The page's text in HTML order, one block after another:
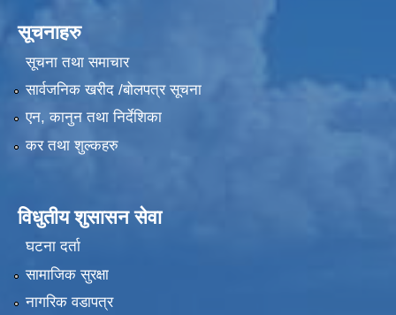
सूचनाहरु
सूचना तथा समाचार
सार्वजनिक खरीद /बोलपत्र सूचना
एन, कानुन तथा निर्देशिका
कर तथा शुल्कहरु
विधुतीय शुसासन सेवा
घटना दर्ता
सामाजिक सुरक्षा
नागरिक वडापत्र